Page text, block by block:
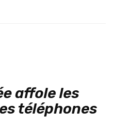
affole les
téléphones